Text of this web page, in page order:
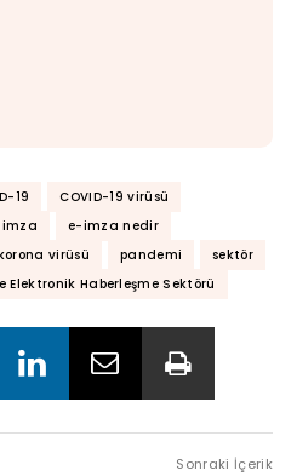
19
COVID-19 virüsü
e-imza nedir
virüsü pandemi
sektör
Elektronik Haberleşme Sektörü
Sonraki İçerik